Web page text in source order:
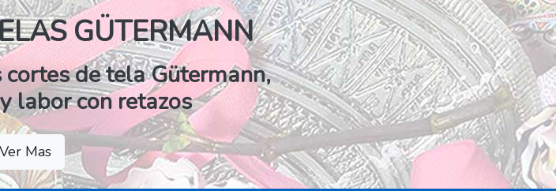
GÜTERMANN
de tela Gütermann,
labor con retazos
Ver Mas